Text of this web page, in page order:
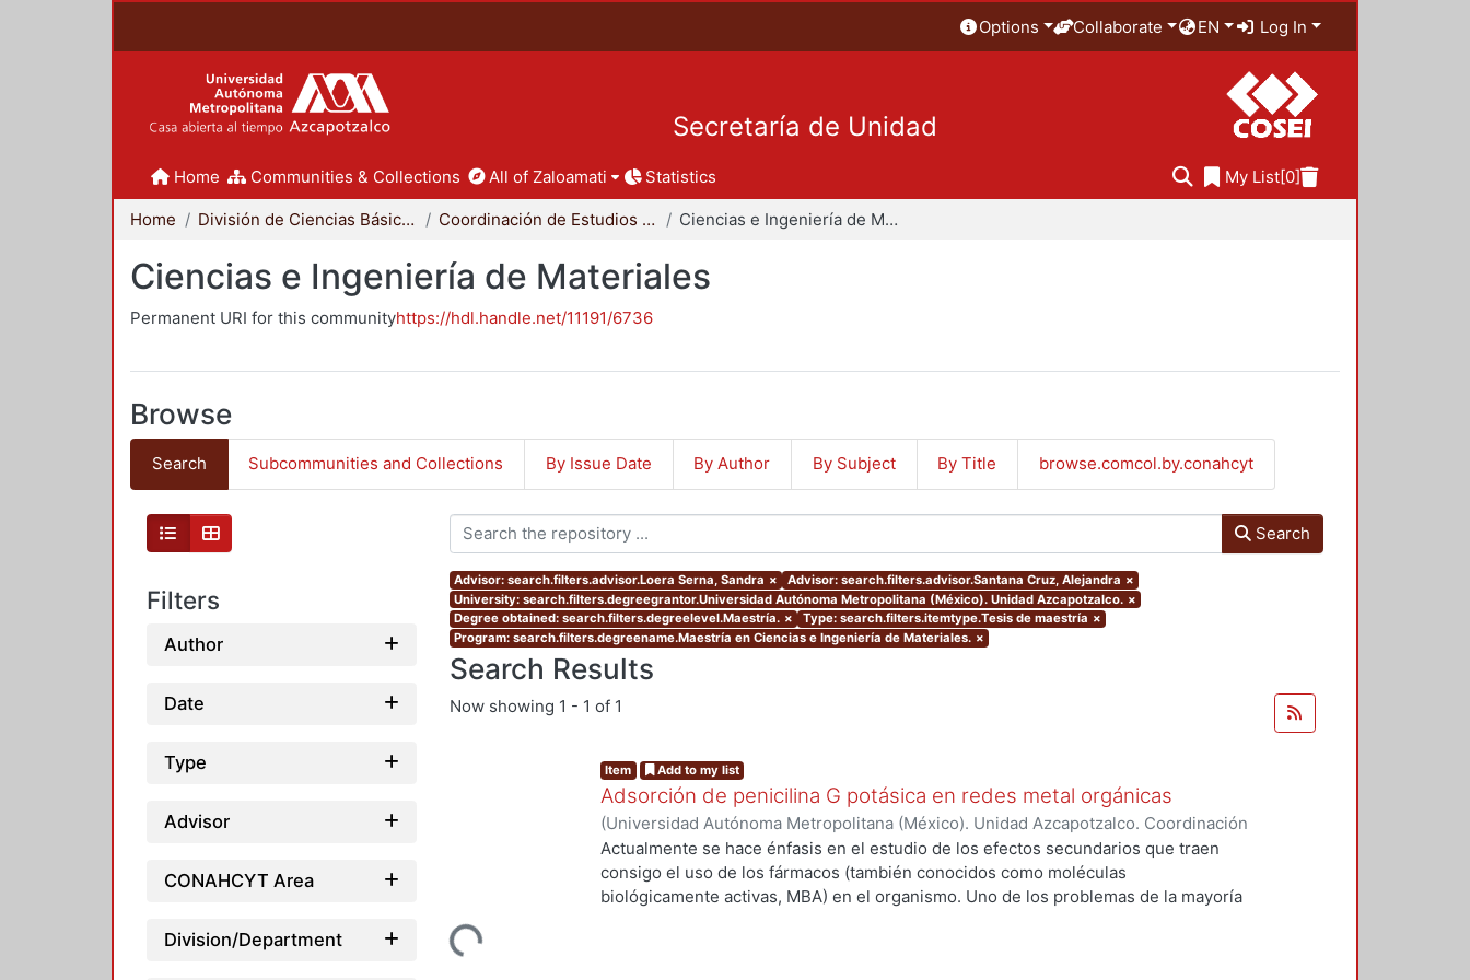
Options Collaborate EN Log In
Secretaría de Unidad
Home Communities & Collections All of Zaloamati Statistics My List[0]
Home División de Ciencias Básicas e Ingeniería Coordinación de Estudios de Posgrado - CBI Ciencias e Ingeniería de Materiales
Ciencias e Ingeniería de Materiales
Permanent URI for this communityhttps://hdl.handle.net/11191/6736
Browse
Search Subcommunities and Collections By Issue Date By Author By Subject By Title browse.comcol.by.conahcyt
Filters
Author
Date
Type
Advisor
CONAHCYT Area
Division/Department
Search
Advisor: search.filters.advisor.Loera Serna, Sandra × Advisor: search.filters.advisor.Santana Cruz, Alejandra ×
University: search.filters.degreegrantor.Universidad Autónoma Metropolitana (México). Unidad Azcapotzalco. ×
Degree obtained: search.filters.degreelevel.Maestría. × Type: search.filters.itemtype.Tesis de maestría ×
Program: search.filters.degreename.Maestría en Ciencias e Ingeniería de Materiales. ×
Search Results
Now showing 1 - 1 of 1
Loading...
Item Add to my list
Adsorción de penicilina G potásica en redes metal orgánicas
(Universidad Autónoma Metropolitana (México). Unidad Azcapotzalco. Coordinación
de Servicios de Información.,2021-04)Martínez Cabrera, Jhovany
Actualmente se hace énfasis en el estudio de los efectos secundarios que traen
consigo el uso de los fármacos (también conocidos como moléculas
biológicamente activas, MBA) en el organismo. Uno de los problemas de la mayoría